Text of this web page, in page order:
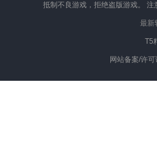
抵制不良游戏，拒绝盗版游戏。
最新
T5
网站备案/许